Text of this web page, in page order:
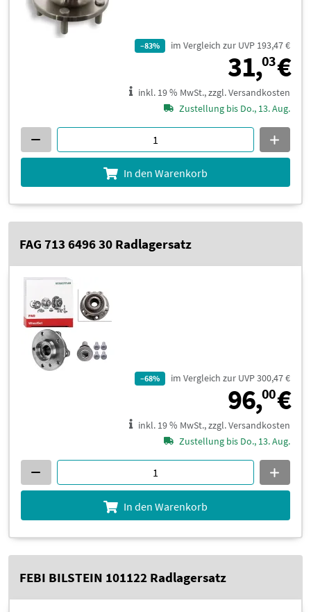
–83% im Vergleich zur UVP 193,47 €
31,03€
inkl. 19 % MwSt., zzgl. Versandkosten
Zustellung bis Do., 13. Aug.
In den Warenkorb
FAG 713 6496 30 Radlagersatz
–68% im Vergleich zur UVP 300,47 €
96,00€
inkl. 19 % MwSt., zzgl. Versandkosten
Zustellung bis Do., 13. Aug.
In den Warenkorb
FEBI BILSTEIN 101122 Radlagersatz